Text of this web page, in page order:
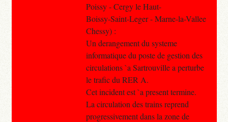
Poissy - Cergy le Haut-
Boissy-Saint-Leger - Marne-la-Vallee
Chessy) :
Un derangement du systeme
informatique du poste de gestion des
circulations `a Sartrouville a perturbe
le trafic du RER A.
Cet incident est `a present termine.
La circulation des trains reprend
progressivement dans la zone de